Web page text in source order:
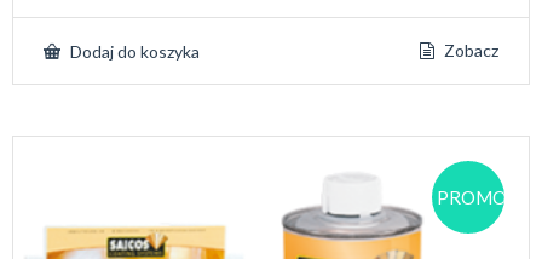
Dodaj do koszyka Zobacz